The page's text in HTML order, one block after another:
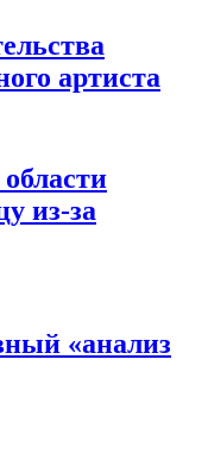
артиста
из-за
«анализ